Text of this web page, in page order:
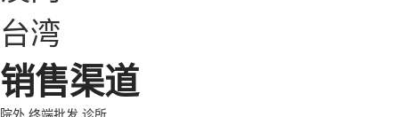
台湾
销售渠道